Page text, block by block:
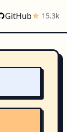
GitHub 15.3k